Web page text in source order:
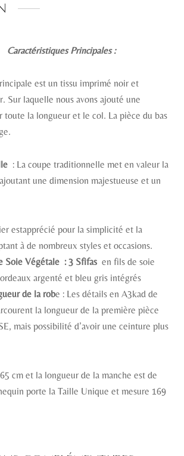
Caractéristiques Principales :
est un tissu imprimé noir et
Sur laquelle nous avons ajouté une
toute la longueur et le col. La pièce du bas
: La coupe traditionnelle met en valeur la
une dimension majestueuse et un
estapprécié pour la simplicité et la
à de nombreux styles et occasions.
Soie Végétale : 3 Sfifas en fils de soie
argenté et bleu gris intégrés
de la robe : Les détails en A3kad de
la longueur de la première pièce
mais possibilité d’avoir une ceinture plus
cm et la longueur de la manche est de
porte la Taille Unique et mesure 169